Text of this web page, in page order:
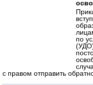
по
с правом отправить